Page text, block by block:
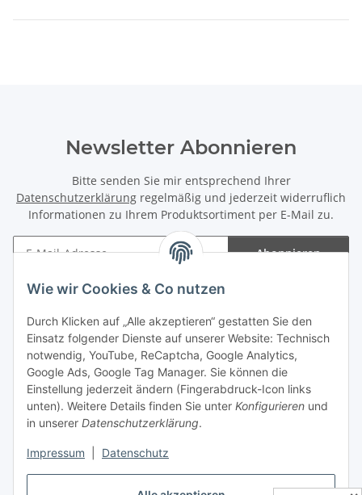
Wie wir Cookies & Co nutzen
Durch Klicken auf „Alle akzeptieren“ gestatten Sie den
Einsatz folgender Dienste auf unserer Website: Technisch
notwendig, YouTube, ReCaptcha, Google Analytics,
Google Ads, Google Tag Manager. Sie können die
Einstellung jederzeit ändern (Fingerabdruck-Icon links
unten). Weitere Details finden Sie unter Konfigurieren und
in unserer Datenschutzerklärung.
Impressum Datenschutz
Newsletter Abonnieren
Bitte senden Sie mir entsprechend Ihrer
Datenschutzerklärung regelmäßig und jederzeit widerruflich
Informationen zu Ihrem Produktsortiment per E-Mail zu.
Abonnieren
Gesetzliche Informationen
Spieletreffs in Jülich & Umgebung